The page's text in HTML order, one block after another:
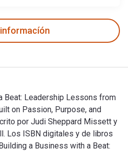
Beat: Leadership Lessons from
on Passion, Purpose, and
por Judi Sheppard Missett y
Los ISBN digitales y de libros
a Business with a Beat: